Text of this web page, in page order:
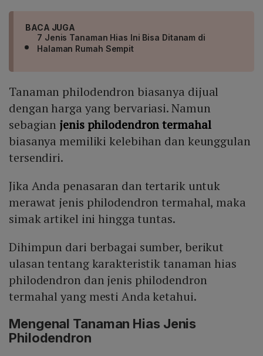
BACA JUGA
7 Jenis Tanaman Hias Ini Bisa Ditanam di
Halaman Rumah Sempit
Tanaman philodendron biasanya dijual
dengan harga yang bervariasi. Namun
sebagian jenis philodendron termahal
biasanya memiliki kelebihan dan keunggulan
tersendiri.
Jika Anda penasaran dan tertarik untuk
merawat jenis philodendron termahal, maka
simak artikel ini hingga tuntas.
Dihimpun dari berbagai sumber, berikut
ulasan tentang karakteristik tanaman hias
philodendron dan jenis philodendron
termahal yang mesti Anda ketahui.
Mengenal Tanaman Hias Jenis
Philodendron